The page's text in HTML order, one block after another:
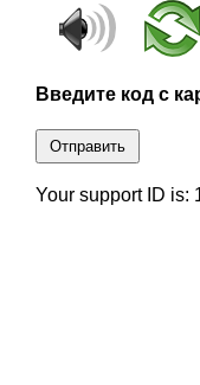
Введите код с
Отправить
Your support ID is: